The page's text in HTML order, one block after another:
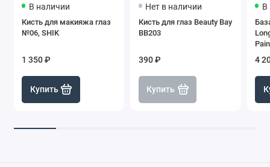
В наличии
Кисть для макияжа глаз
№06, SHIK
1 350 ₽
Купить
Нет в наличии
Кисть для глаз Beauty Bay
BB203
390 ₽
Купить
В
4